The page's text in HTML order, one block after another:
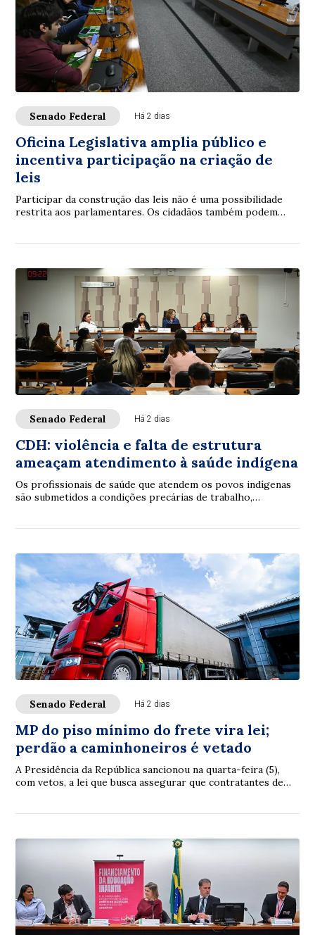
Senado Federal Há 2 dias
Oficina Legislativa amplia público e
incentiva participação na criação de
leis
Participar da construção das leis não é uma possibilidade
restrita aos parlamentares. Os cidadãos também podem
Senado Federal Há 2 dias
CDH: violência e falta de estrutura
ameaçam atendimento à saúde indígena
Os profissionais de saúde que atendem os povos indígenas
são submetidos a condições precárias de trabalho,
Senado Federal Há 2 dias
MP do piso mínimo do frete vira lei;
perdão a caminhoneiros é vetado
A Presidência da República sancionou na quarta-feira (5),
com vetos, a lei que busca assegurar que contratantes de